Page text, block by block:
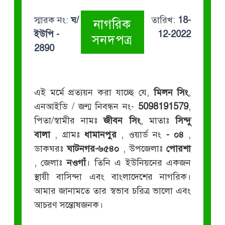
স্মারক নং:ঘ/
ইউপি -
2890
নাগরিক
সনদপত্র
তারিখ: 18-
12-2022
এই মর্মে প্রত্যয়ন করা যাচ্ছে যে,মিলন সিং,
এনআইডি / জন্ম নিবন্ধন নং- 5098191579,
পিতা/স্বামীর নামঃজীবন সিং, মাতাঃসিন্দু
বালা , গ্রামঃ ধামানপুর , ওয়ার্ড নং - ০৪ ,
ডাকঘরঃঘাটনগর-৬৫৪০ , উপজেলাঃপোরশা
, জেলাঃনওগাঁ। তিনি এ ইউনিয়নের একজন
স্থায়ী বাসিন্দা এবং বাংলাদেশের নাগরিক।
আমার জানামতে তার স্বভাব চরিত্র ভালো এবং
আচরণ সন্তোষজনক।